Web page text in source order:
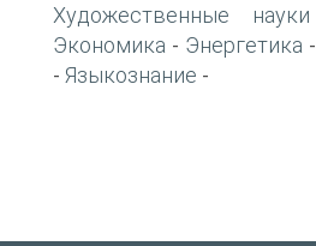
Художественные науки
Экономика - Энергетика -
- Языкознание -